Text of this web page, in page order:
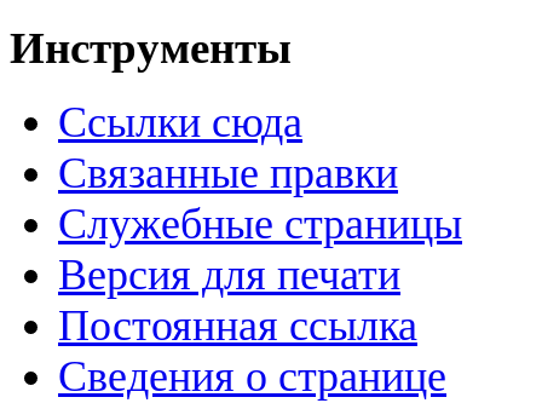
Инструменты
Ссылки сюда
Связанные правки
Служебные страницы
Версия для печати
Постоянная ссылка
Сведения о странице